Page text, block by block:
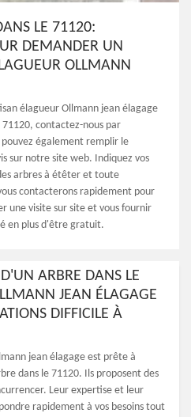
LE 71120:
DEMANDER UN
OLLMANN
élagueur Ollmann jean élagage
contactez-nous par
également remplir le
sur notre site web. Indiquez vos
arbres à étêter et toute
contacterons rapidement pour
une visite sur site et vous fournir
en plus d'être gratuit.
ARBRE DANS LE
JEAN ÉLAGAGE
DIFFICILE À
jean élagage est prête à
dans le 71120. Ils proposent des
Leur expertise et leur
rapidement à vos besoins tout